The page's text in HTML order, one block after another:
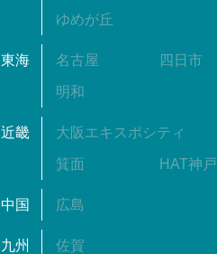
ゆめが丘
東海 名古屋 四日市
明和
近畿 大阪エキスポシティ
箕面 HAT神戸
中国 広島
九州 佐賀